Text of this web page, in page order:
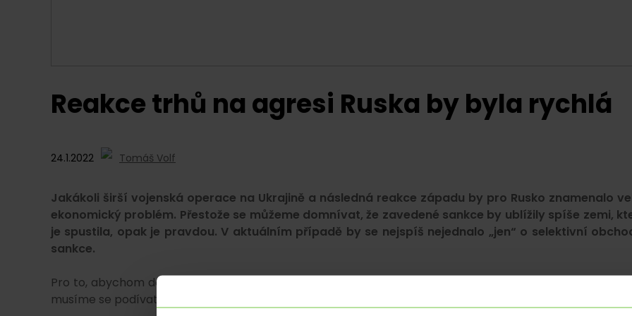
Reakce trhů na agresi Ruska by byla rychlá
24.1.2022 Tomáš Volf
Jakákoli širší vojenská operace na Ukrajině a následná reakce západu by pro Rusko znamenalo
ekonomický problém. Přestože se můžeme domnívat, že zavedené sankce by ublížily spíše zemi,
je spustila, opak je pravdou. V aktuálním případě by se nejspíš nejednalo „jen“ o selektivní
sankce.
Pro to, abychom dokázali odhadnout co by se v případě útoku na Ukrajinu, ať už otevřeném nebo ne,
musíme se podívat na nezaujaté trhy. Jak reagovaly v roce 2014 při nezákonné anexi Krymu?